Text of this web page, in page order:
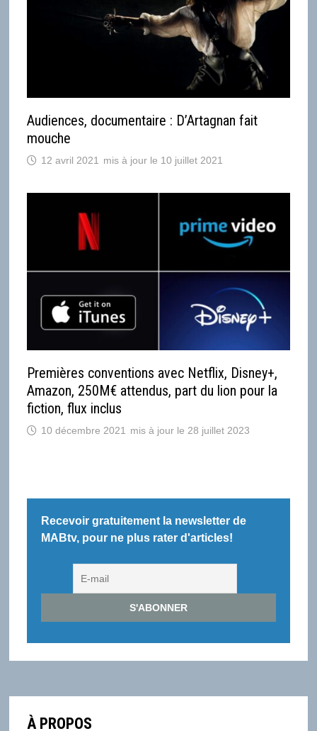
Audiences, documentaire : D’Artagnan fait
mouche
12 avril 2021 10 juillet 2021
Premières conventions avec Netflix, Disney+,
Amazon, 250M€ attendus, part du lion pour la
fiction, flux inclus
10 décembre 2021 28 juillet 2023
Recevoir gratuitement la newsletter de
MABtv, pour ne plus rater d'articles!
À PROPOS